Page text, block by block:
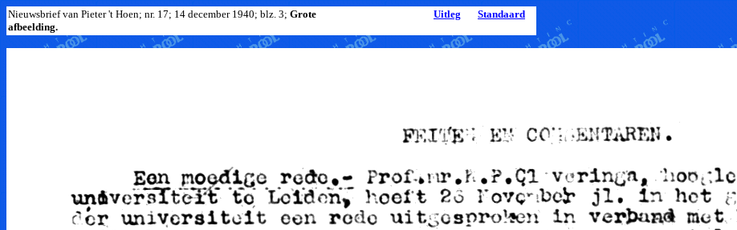
Nieuwsbrief van Pieter 't Hoen; nr. 17; 14 december 1940; blz. 3; Grote
afbeelding.
Uitleg Standaard